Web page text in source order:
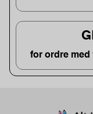
for ordre med